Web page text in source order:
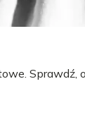
Sprawdź,